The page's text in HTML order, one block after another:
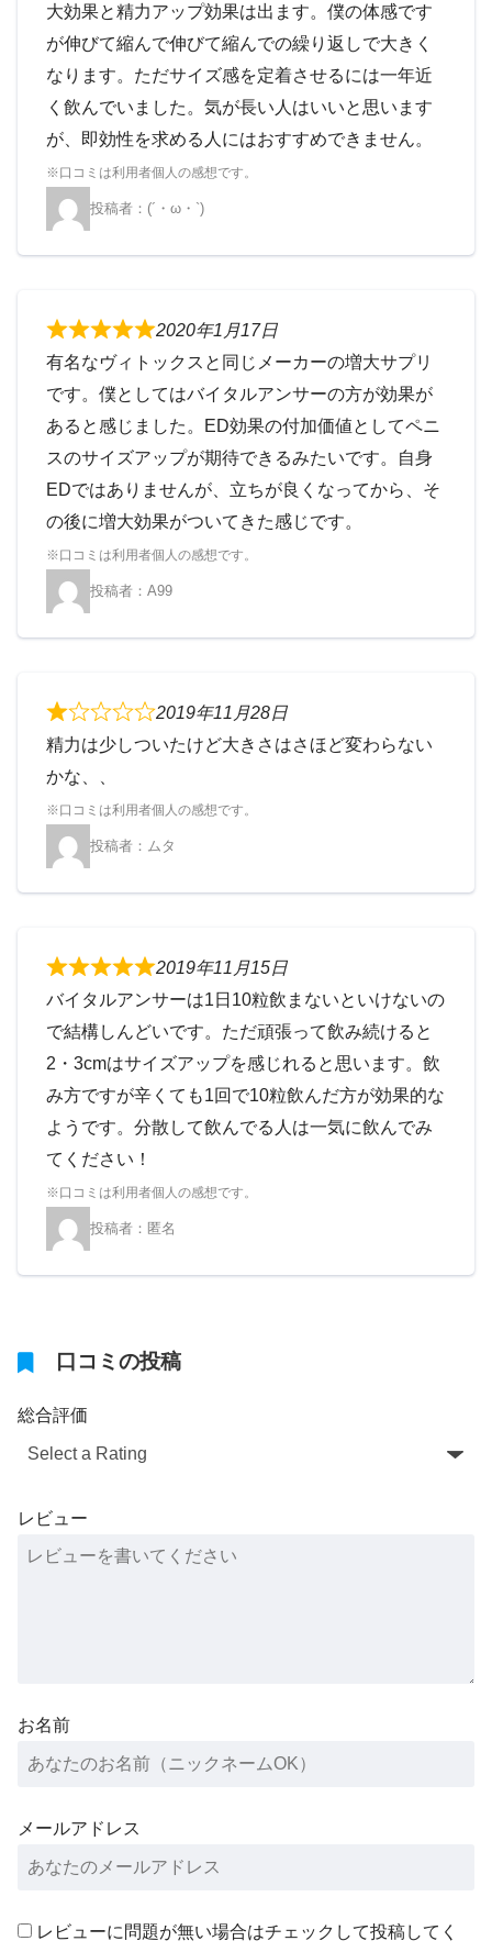
大効果と精力アップ効果は出ます。僕の体感です
が伸びて縮んで伸びて縮んでの繰り返しで大きく
なります。ただサイズ感を定着させるには一年近
く飲んでいました。気が長い人はいいと思います
が、即効性を求める人にはおすすめできません。
(´・ω・`)
2020年1月17日
有名なヴィトックスと同じメーカーの増大サプリ
です。僕としてはバイタルアンサーの方が効果が
あると感じました。ED効果の付加価値としてペニ
スのサイズアップが期待できるみたいです。自身
EDではありませんが、立ちが良くなってから、そ
の後に増大効果がついてきた感じです。
A99
2019年11月28日
精力は少しついたけど大きさはさほど変わらない
かな、、
ムタ
2019年11月15日
バイタルアンサーは1日10粒飲まないといけないの
で結構しんどいです。ただ頑張って飲み続けると
2・3cmはサイズアップを感じれると思います。飲
み方ですが辛くても1回で10粒飲んだ方が効果的な
ようです。分散して飲んでる人は一気に飲んでみ
てください！
匿名
口コミの投稿
総合評価
レビュー
お名前
メールアドレス
レビューに問題が無い場合はチェックして投稿してく